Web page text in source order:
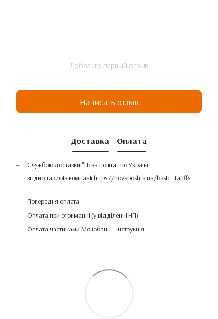
Добавьте первый отзыв
Написать отзыв
Доставка Оплата
Службою доставки "Нова пошта" по Україні
згідно тарифів компаніїhttps://novaposhta.ua/basic_tariffs
Попередня оплата
Оплата при отриманні (у відділенні НП)
Оплата частинами Монобанк - інструкція